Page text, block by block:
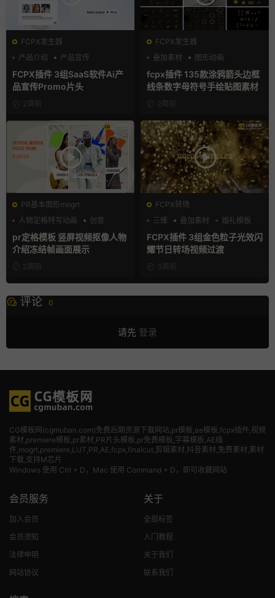
FCPX发生器
产品介绍
产品宣传
产品展示
FCPX插件 3组SaaS软件Ai产
品宣传Promo片头
2周前
FCPX发生器
叠加素材
图形动画
手绘风
fcpx插件 135款涂鸦箭头边框
线条数字母符号手绘贴图素材
2周前
PR基本图形mogrt
人物定格特写动画
创意
动态海报
pr定格模板 竖屏视频抠像人物
介绍冻结帧画面展示
2周前
FCPX转场
三维
叠加素材 婚礼模板
FCPX插件 3组金色粒子光效闪
耀节日转场视频过渡
3周前
评论 0
请先 登录
CG模板网(cgmuban.com)免费后期资源下载网站,pr模板,ae模板,fcpx插件,视频
素材 ,premiere模板,pr素材,PR片头模板,pr免费模板,字幕模板,AE插
件,mogrt,premiere,LUT,PR,AE,fcpx,finalcut,剪辑素材,抖音素材,免费素材,素材
下载,支持M芯片
Windows 使用 Ctrl + D，Mac 使用 Command + D，即可收藏网站
会员服务
加入会员
会员须知
法律申明
网站协议
关于
全部标签
入门教程
关于我们
联系我们